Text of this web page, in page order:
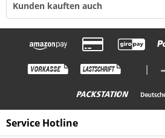
Kunden kauften auch
|
Service Hotline